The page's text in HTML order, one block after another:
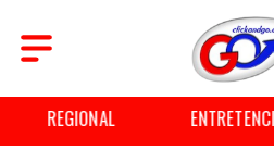
ENTRETENCIÓN